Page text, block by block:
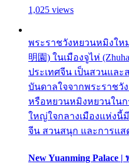
1,025 views
พระราชวังหยวนหมิงใหม่
明園) ในเมืองจูไห่
ประเทศจีน เป็นสวนและ
บันดาลใจจากพระราชวัง
หรือหยวนหมิงหยวนใน
ใหญ่ใจกลางเมืองแห่งนี้
จีน สวนสนุก และการแส
New Yuanming